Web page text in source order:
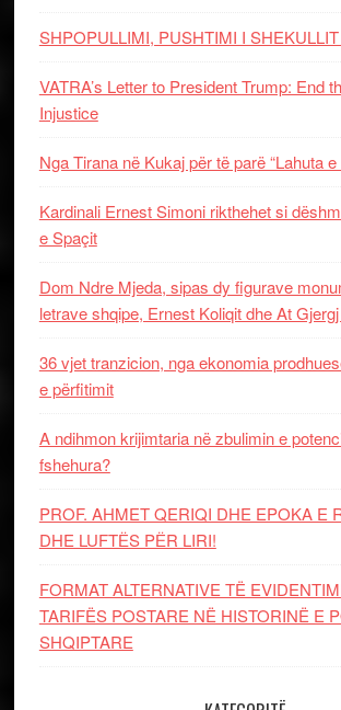
SHPOPULLIMI, PUSHTIMI I
VATRA’s Letter to President Trump: End
Injustice
Nga Tirana në Kukaj për të parë “Lahuta
Kardinali Ernest Simoni rikthehet si
e Spaçit
Dom Ndre Mjeda, sipas dy figurave
letrave shqipe, Ernest Koliqit dhe At
36 vjet tranzicion, nga ekonomia
e përfitimit
A ndihmon krijimtaria në zbulimin e
fshehura?
PROF. AHMET QERIQI DHE EPOKA E
DHE LUFTЁS PЁR LIRI!
FORMAT ALTERNATIVE TË
TARIFËS POSTARE NË HISTORINË E
SHQIPTARE